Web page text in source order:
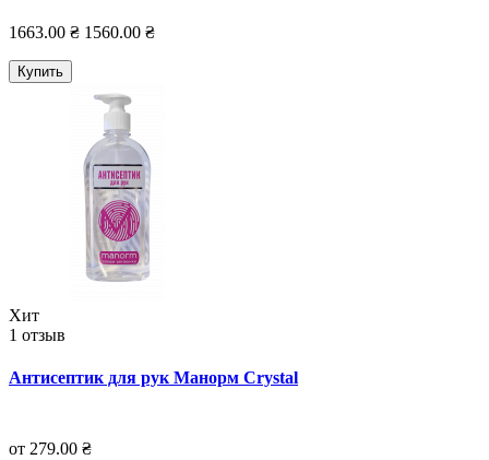
1663.00 ₴ 1560.00 ₴
Купить
Хит
1 отзыв
Антисептик для рук Манорм Crystal
от 279.00 ₴